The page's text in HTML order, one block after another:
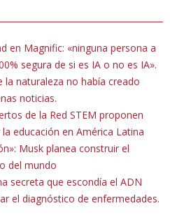
en Magnific: «ninguna persona a
segura de si es IA o no es IA».
la naturaleza no había creado
noticias.
de la Red STEM proponen
educación en América Latina
Musk planea construir el
del mundo
secreta que escondía el ADN
el diagnóstico de enfermedades.